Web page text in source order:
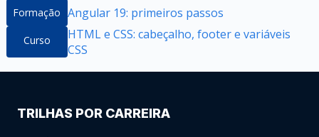
Formação Angular 19: primeiros passos
Curso
HTML e CSS: cabeçalho, footer e variáveis
CSS
TRILHAS POR CARREIRA